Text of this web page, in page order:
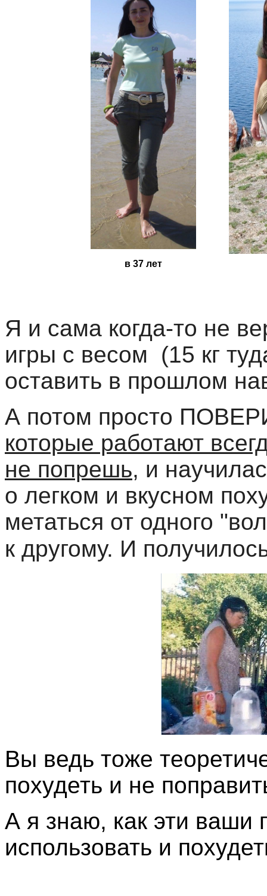
в 37 лет
Я и сама когда-то не
игры с весом (15 кг
оставить в прошлом
А потом просто
которые работают
не попрешь, и
о легком и вкусном
метаться от одного
к другому. И
Вы ведь тоже
похудеть и не
А я знаю, как эти ваши
использовать и